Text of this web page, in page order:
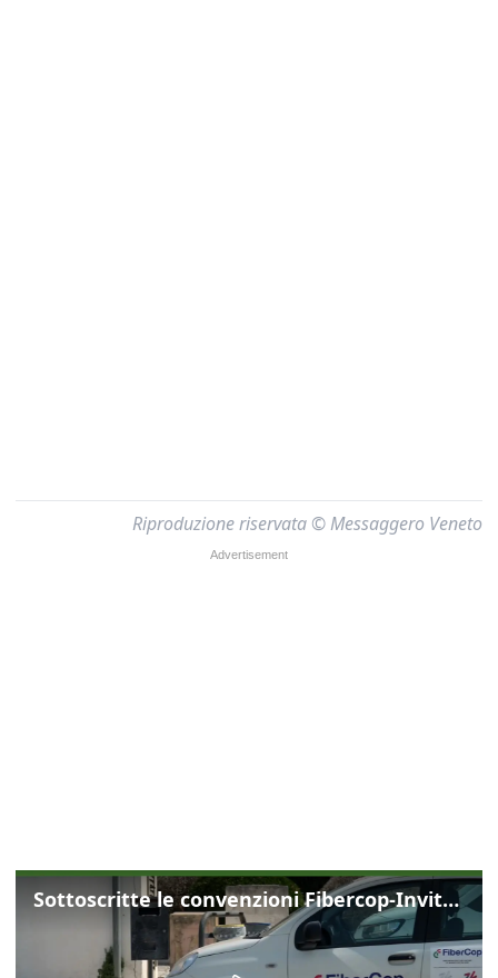
Riproduzione riservata © Messaggero Veneto
Sottoscritte le convenzioni Fibercop-Invitalia, fibra ottica per 477 mila civici